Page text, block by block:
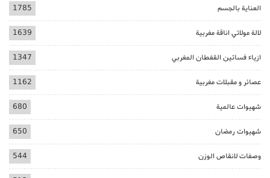
العناية بالجسم 1785
لالة مولاتي اناقة مغربية 1639
ازياء فساتين القفطان المغربي 1347
عصائر و مقبلات مغربية 1162
شهيوات عالمية 680
شهيوات رمضان 650
وصفات لانقاص الوزن 544